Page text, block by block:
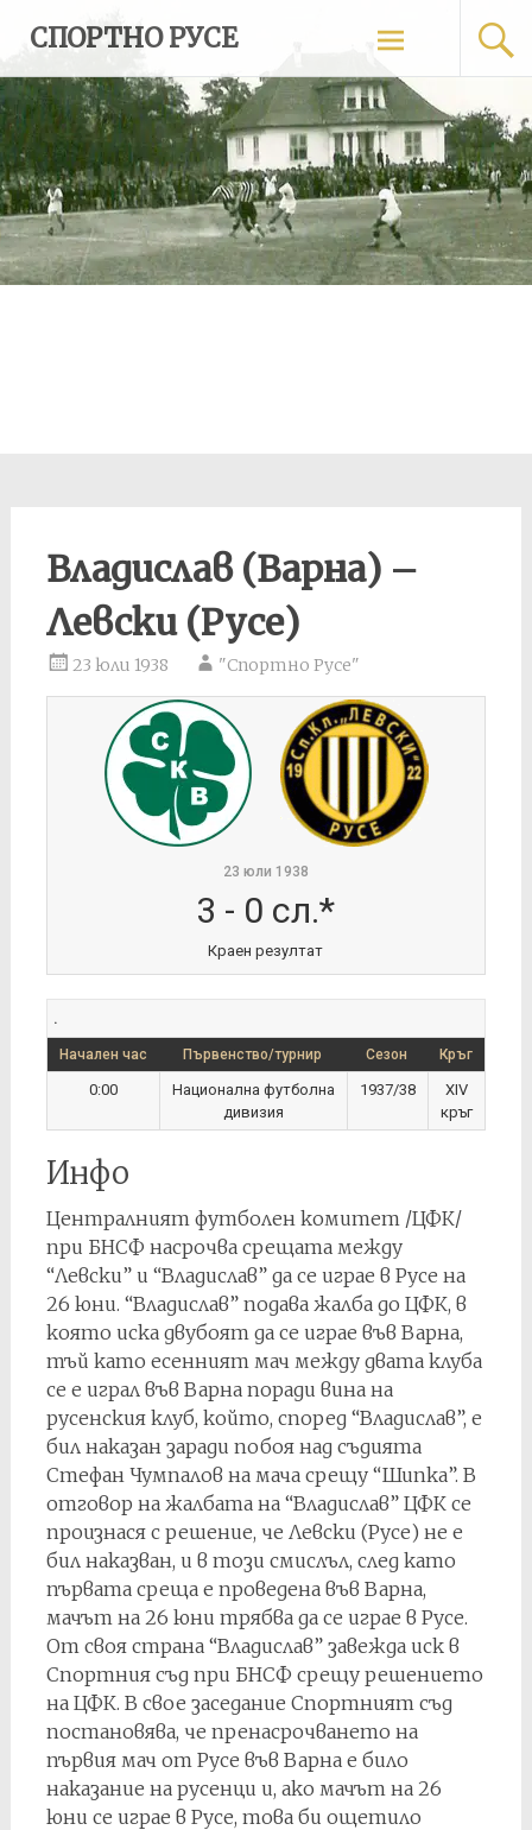
content
СПОРТНО РУСЕ
Владислав (Варна) –
Левски (Русе)
23 юли 1938 "Спортно Русе"
23 юли 1938
3 - 0 сл.*
Краен резултат
.
Начален час Първенство/турнир Сезон Кръг
0:00
Национална футболна
дивизия
1937/38
XIV
кръг
Инфо
Централният футболен комитет /ЦФК/
при БНСФ насрочва срещата между
“Левски” и “Владислав” да се играе в Русе на
26 юни. “Владислав” подава жалба до ЦФК, в
която иска двубоят да се играе във Варна,
тъй като есенният мач между двата клуба
се е играл във Варна поради вина на
русенския клуб, който, според “Владислав”, е
бил наказан заради побоя над съдията
Стефан Чумпалов на мача срещу “Шипка”. В
отговор на жалбата на “Владислав” ЦФК се
произнася с решение, че Левски (Русе) не е
бил наказван, и в този смислъл, след като
първата среща е проведена във Варна,
мачът на 26 юни трябва да се играе в Русе.
От своя страна “Владислав” завежда иск в
Спортния съд при БНСФ срещу решението
на ЦФК. В свое заседание Спортният съд
постановява, че пренасрочването на
първия мач от Русе във Варна е било
наказание на русенци и, ако мачът на 26
юни се играе в Русе, това би ощетило